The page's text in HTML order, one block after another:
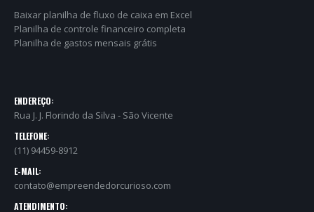
Baixar planilha de fluxo de caixa em Excel
Planilha de controle financeiro completa
Planilha de gastos mensais grátis
ENDEREÇO:
Rua J. J. Florindo da Silva - São Vicente
TELEFONE:
(11) 94459-8912
E-MAIL:
contato@empreendedorcurioso.com
ATENDIMENTO: